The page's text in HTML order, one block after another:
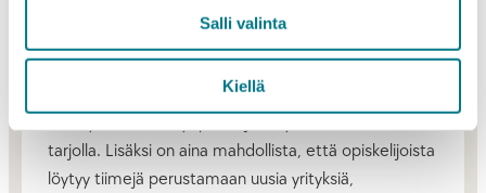
Salli valinta
Kiellä
suomalaisissa yrityksissä usein englanti.
– Vaikka tällä hetkellä pelialan yrityksissä eletään
vaikeita aikoja, on todennäköistä, että suhdanteiden
tarjolla. Lisäksi on aina mahdollista, että opiskelijoista
löytyy tiimejä perustamaan uusia yrityksiä,